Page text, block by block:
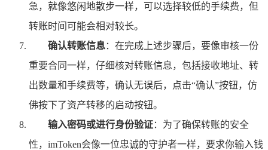
急，就像悠闲地散步一样，可以选择较低的手续费，但
转账时间可能会相对较长。
确认转账信息：在完成上述步骤后，要像审核一份
重要合同一样，仔细核对转账信息，包括接收地址、转
出数量和手续费等，确认无误后，点击“确认”按钮，仿
佛按下了资产转移的启动按钮。
输入密码或进行身份验证：为了确保转账的安全
性，imToken会像一位忠诚的守护者一样，要求你输入钱